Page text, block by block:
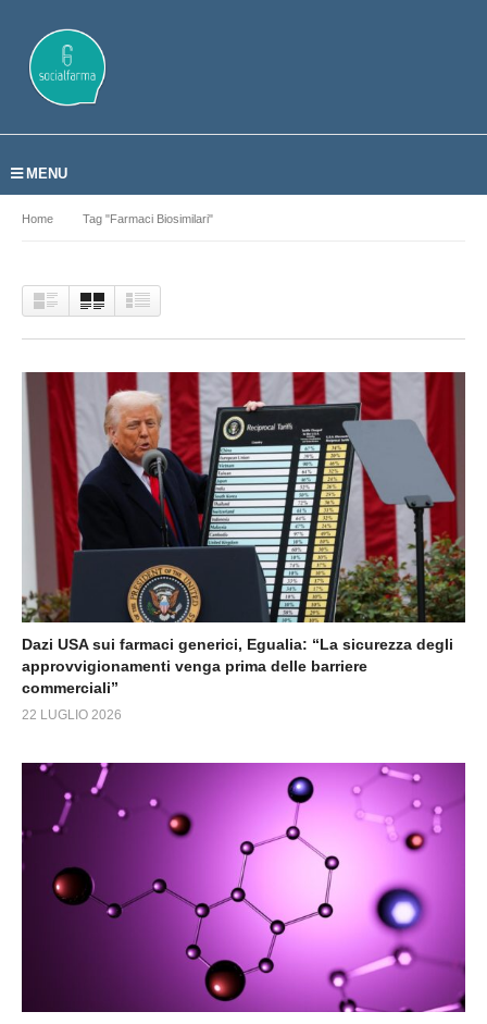
MENU
Home Tag "farmaci Biosimilari"
Dazi USA sui farmaci generici, Egualia: “La sicurezza degli
approvvigionamenti venga prima delle barriere
commerciali”
22 LUGLIO 2026